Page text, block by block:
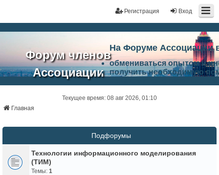
Вход
Регистрация
Форум членов
Ассоциации
"Проектный
портал"
На Форуме Ассоциации
обмениваться опытом и
получить необходимую
Ассоциации по проблемам
Ассоциации и успехам в
Ассоциации.
Текущее время: 08 авг 2026, 01:10
Главная
Подфорумы
Технологии информационного моделирования
(ТИМ)
Темы: 1